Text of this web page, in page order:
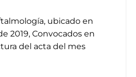
ubicado en
2019, Convocados en
del acta del mes